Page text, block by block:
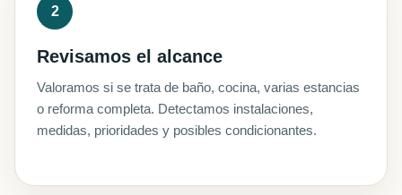
Revisamos el alcance
Valoramos si se trata de baño, cocina, varias estancias
o reforma completa. Detectamos instalaciones,
medidas, prioridades y posibles condicionantes.